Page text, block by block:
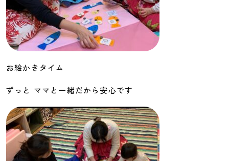
お絵かきタイム
ずっと ママと一緒だから安心です